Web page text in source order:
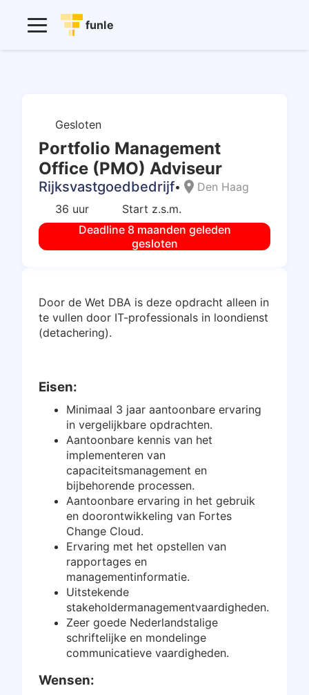
funle
Inloggen
Portfolio Management
Office (PMO) Adviseur
Gesloten
Rijksvastgoedbedrijf• location_on Den Haag
36 uur
Start z.s.m.
Deadline 8 maanden geleden
gesloten
Door de Wet DBA is deze opdracht alleen in
te vullen door IT-professionals in loondienst
(detachering).
Eisen:
Minimaal 3 jaar aantoonbare ervaring
in vergelijkbare opdrachten.
Aantoonbare kennis van het
implementeren van
capaciteitsmanagement en
bijbehorende processen.
Aantoonbare ervaring in het gebruik
en doorontwikkeling van Fortes
Change Cloud.
Ervaring met het opstellen van
rapportages en
managementinformatie.
Uitstekende
stakeholdermanagementvaardigheden.
Zeer goede Nederlandstalige
schriftelijke en mondelinge
communicatieve vaardigheden.
Wensen: